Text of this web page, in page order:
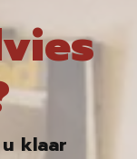
klaar